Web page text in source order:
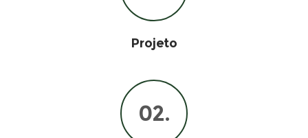
Projeto
02.